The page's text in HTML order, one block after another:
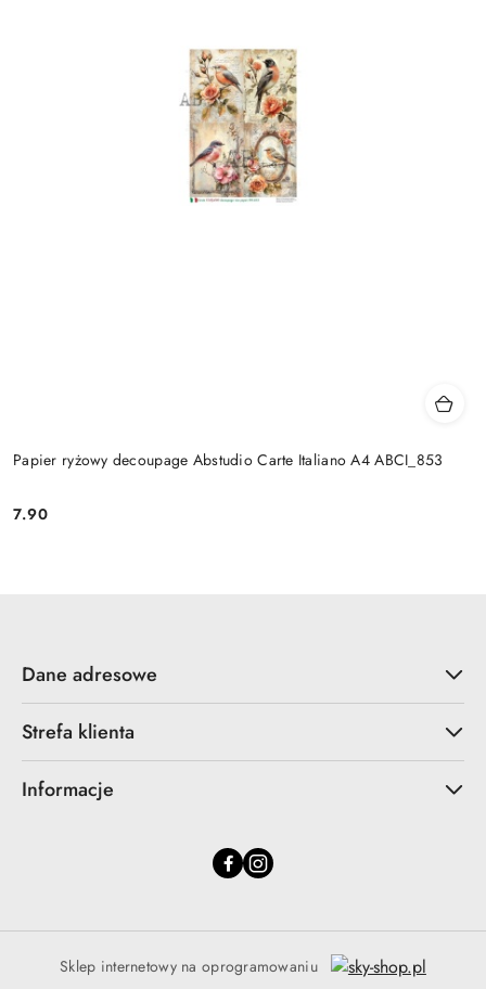
Papier ryżowy decoupage Abstudio Carte Italiano A4 ABCI_853
Cena:
7.90
Dane adresowe
Strefa klienta
Informacje
Sklep internetowy na oprogramowaniu